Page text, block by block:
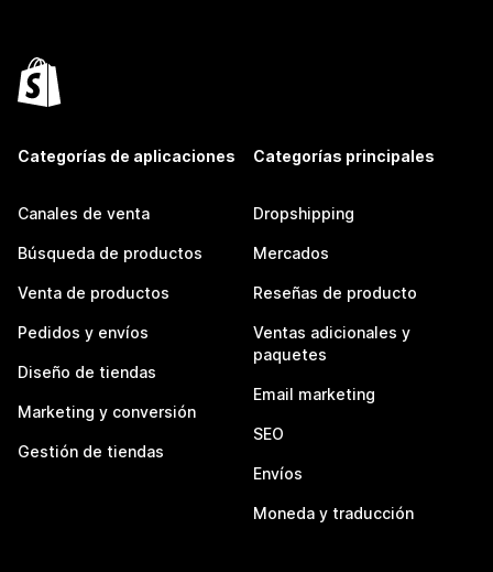
Categorías de aplicaciones
Canales de venta
Búsqueda de productos
Venta de productos
Pedidos y envíos
Diseño de tiendas
Marketing y conversión
Gestión de tiendas
Categorías principales
Dropshipping
Mercados
Reseñas de producto
Ventas adicionales y
paquetes
Email marketing
SEO
Envíos
Moneda y traducción